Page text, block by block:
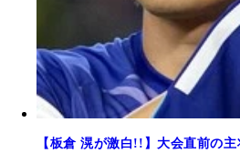
【板倉 滉が激白!!】大会直前の